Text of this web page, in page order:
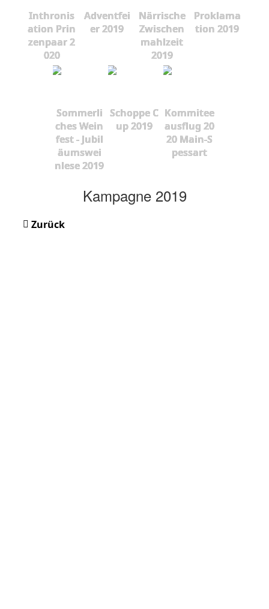
Inthronis
ation Prin
zenpaar 2
020
Adventfei
er 2019
Närrische
Zwischen
mahlzeit
2019
Proklama
tion 2019
Sommerli
ches Wein
fest - Jubil
äumswei
nlese 2019
Schoppe C
up 2019
Kommitee
ausflug 20
20 Main-S
pessart
Kampagne 2019
Zurück